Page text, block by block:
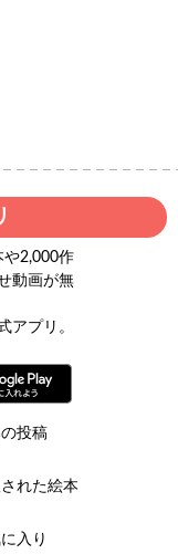
や2,000作
動画が無
アプリ。
投稿
れた絵本
入り